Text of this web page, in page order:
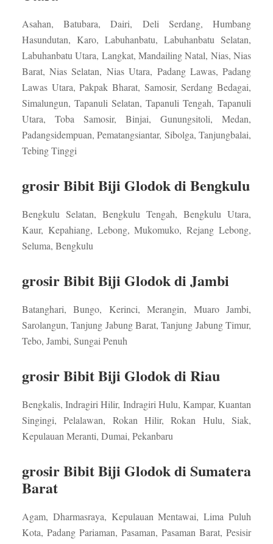
Asahan, Batubara, Dairi, Deli Serdang, Humbang
Hasundutan, Karo, Labuhanbatu, Labuhanbatu Selatan,
Labuhanbatu Utara, Langkat, Mandailing Natal, Nias, Nias
Barat, Nias Selatan, Nias Utara, Padang Lawas, Padang
Lawas Utara, Pakpak Bharat, Samosir, Serdang Bedagai,
Simalungun, Tapanuli Selatan, Tapanuli Tengah, Tapanuli
Utara, Toba Samosir, Binjai, Gunungsitoli, Medan,
Padangsidempuan, Pematangsiantar, Sibolga, Tanjungbalai,
Tebing Tinggi
grosir Bibit Biji Glodok di Bengkulu
Bengkulu Selatan, Bengkulu Tengah, Bengkulu Utara,
Kaur, Kepahiang, Lebong, Mukomuko, Rejang Lebong,
Seluma, Bengkulu
grosir Bibit Biji Glodok di Jambi
Batanghari, Bungo, Kerinci, Merangin, Muaro Jambi,
Sarolangun, Tanjung Jabung Barat, Tanjung Jabung Timur,
Tebo, Jambi, Sungai Penuh
grosir Bibit Biji Glodok di Riau
Bengkalis, Indragiri Hilir, Indragiri Hulu, Kampar, Kuantan
Singingi, Pelalawan, Rokan Hilir, Rokan Hulu, Siak,
Kepulauan Meranti, Dumai, Pekanbaru
grosir Bibit Biji Glodok di Sumatera
Barat
Agam, Dharmasraya, Kepulauan Mentawai, Lima Puluh
Kota, Padang Pariaman, Pasaman, Pasaman Barat, Pesisir